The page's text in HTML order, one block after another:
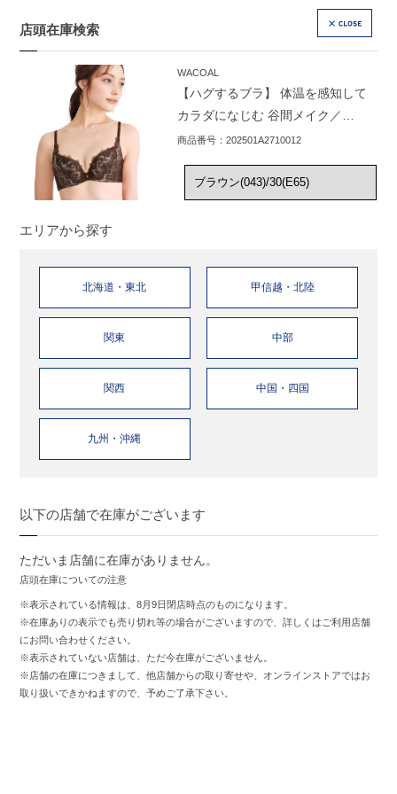
店頭在庫検索
WACOAL
【ハグするブラ】 体温を感知して
カラダになじむ 谷間メイク／
BXB418
商品番号：202501A2710012
エリアから探す
北海道・東北 甲信越・北陸
関東 中部
関西 中国・四国
九州・沖縄
以下の店舗で在庫がございます
ただいま店舗に在庫がありません。
店頭在庫についての注意
※表示されている情報は、8月9日閉店時点のものになります。
※在庫ありの表示でも売り切れ等の場合がございますので、詳しくはご利用店舗
にお問い合わせください。
※表示されていない店舗は、ただ今在庫がございません。
※店舗の在庫につきまして、他店舗からの取り寄せや、オンラインストアではお
取り扱いできかねますので、予めご了承下さい。